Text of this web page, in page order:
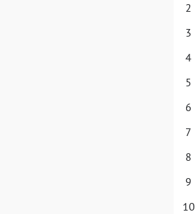
2
3
4
5
6
7
8
9
10